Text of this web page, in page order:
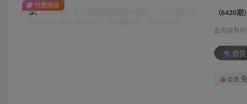
此内容为
会员
会员
付费阅读